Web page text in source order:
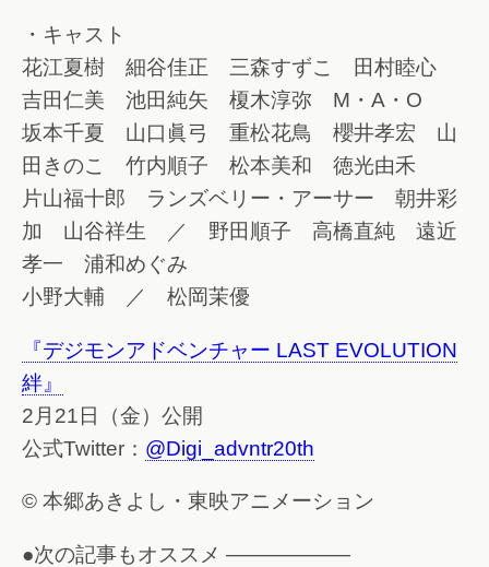
・キャスト
花江夏樹 細谷佳正 三森すずこ 田村睦心
吉田仁美 池田純矢 榎木淳弥 M・A・O
坂本千夏 山口眞弓 重松花鳥 櫻井孝宏 山
田きのこ 竹内順子 松本美和 徳光由禾
片山福十郎 ランズベリー・アーサー 朝井彩
加 山谷祥生 ／ 野田順子 高橋直純 遠近
孝一 浦和めぐみ
小野大輔 ／ 松岡茉優
『デジモンアドベンチャー LAST EVOLUTION
絆』
2月21日（金）公開
公式Twitter： @Digi_advntr20th
© 本郷あきよし・東映アニメーション
●次の記事もオススメ ——————